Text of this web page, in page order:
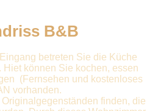
B&B
betreten Sie die Küche
Hiet können Sie kochen, essen
(Fernsehen und kostenloses
vorhanden.
finden, die